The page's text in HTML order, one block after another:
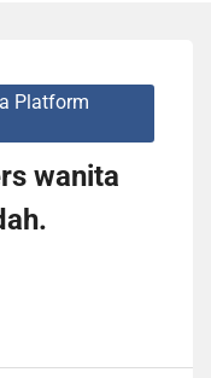
Platform
wanita